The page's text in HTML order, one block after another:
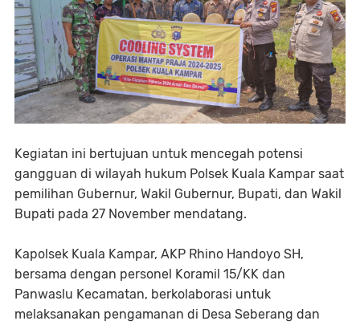
Kegiatan ini bertujuan untuk mencegah potensi
gangguan di wilayah hukum Polsek Kuala Kampar saat
pemilihan Gubernur, Wakil Gubernur, Bupati, dan Wakil
Bupati pada 27 November mendatang.
Kapolsek Kuala Kampar, AKP Rhino Handoyo SH,
bersama dengan personel Koramil 15/KK dan
Panwaslu Kecamatan, berkolaborasi untuk
melaksanakan pengamanan di Desa Seberang dan